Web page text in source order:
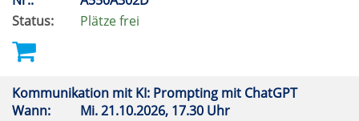
Status:
Plätze frei
Kommunikation mit KI: Prompting mit ChatGPT
Wann:
Mi.21.10.2026, 17.30 Uhr